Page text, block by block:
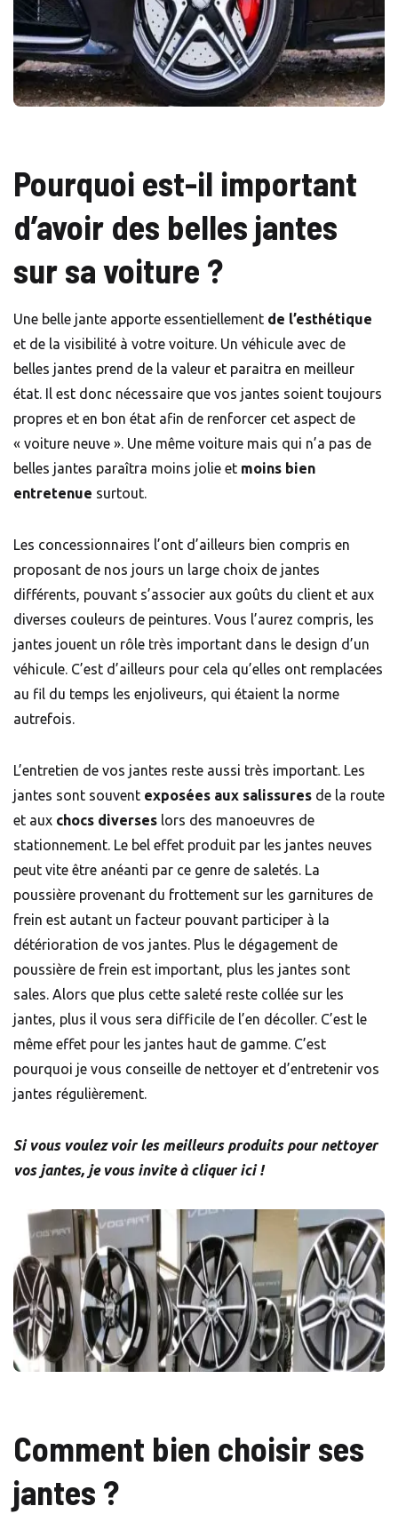
Pourquoi est-il important
d’avoir des belles jantes
sur sa voiture ?
Une belle jante apporte essentiellement de l’esthétique
et de la visibilité à votre voiture. Un véhicule avec de
belles jantes prend de la valeur et paraitra en meilleur
état. Il est donc nécessaire que vos jantes soient toujours
propres et en bon état afin de renforcer cet aspect de
« voiture neuve ». Une même voiture mais qui n’a pas de
belles jantes paraîtra moins jolie et moins bien
entretenue surtout.
Les concessionnaires l’ont d’ailleurs bien compris en
proposant de nos jours un large choix de jantes
différents, pouvant s’associer aux goûts du client et aux
diverses couleurs de peintures. Vous l’aurez compris, les
jantes jouent un rôle très important dans le design d’un
véhicule. C’est d’ailleurs pour cela qu’elles ont remplacées
au fil du temps les enjoliveurs, qui étaient la norme
autrefois.
L’entretien de vos jantes reste aussi très important. Les
jantes sont souvent exposées aux salissures de la route
et aux chocs diverses lors des manoeuvres de
stationnement. Le bel effet produit par les jantes neuves
peut vite être anéanti par ce genre de saletés. La
poussière provenant du frottement sur les garnitures de
frein est autant un facteur pouvant participer à la
détérioration de vos jantes. Plus le dégagement de
poussière de frein est important, plus les jantes sont
sales. Alors que plus cette saleté reste collée sur les
jantes, plus il vous sera difficile de l’en décoller. C’est le
même effet pour les jantes haut de gamme. C’est
pourquoi je vous conseille de nettoyer et d’entretenir vos
jantes régulièrement.
Si vous voulez voir les meilleurs produits pour nettoyer
vos jantes, je vous invite à cliquer ici !
Comment bien choisir ses
jantes ?